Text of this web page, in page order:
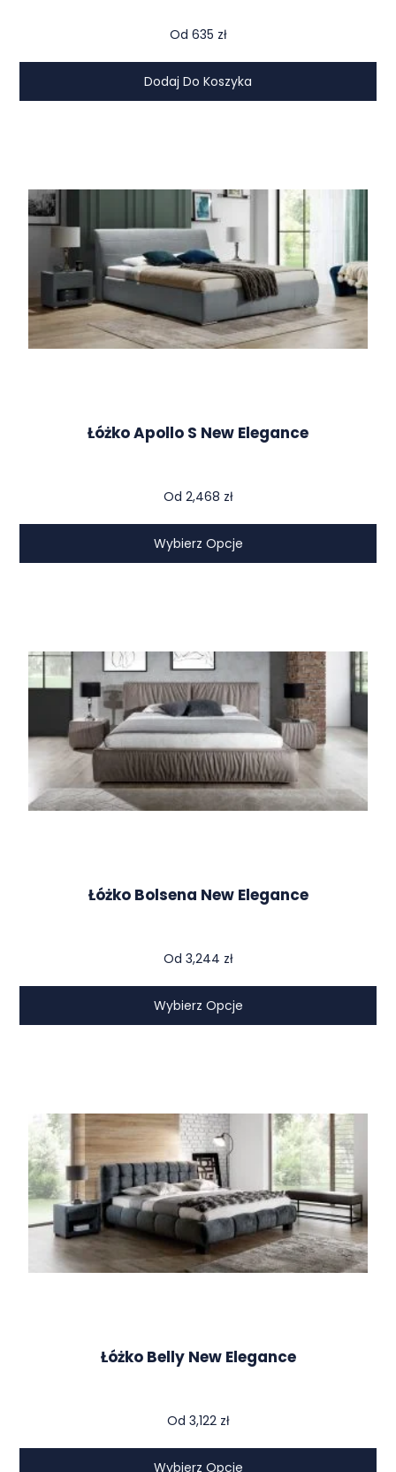
Od 635 zł
Dodaj Do Koszyka
Łóżko Apollo S New Elegance
Od 2,468 zł
Wybierz Opcje
Łóżko Bolsena New Elegance
Od 3,244 zł
Wybierz Opcje
Łóżko Belly New Elegance
Od 3,122 zł
Wybierz Opcje